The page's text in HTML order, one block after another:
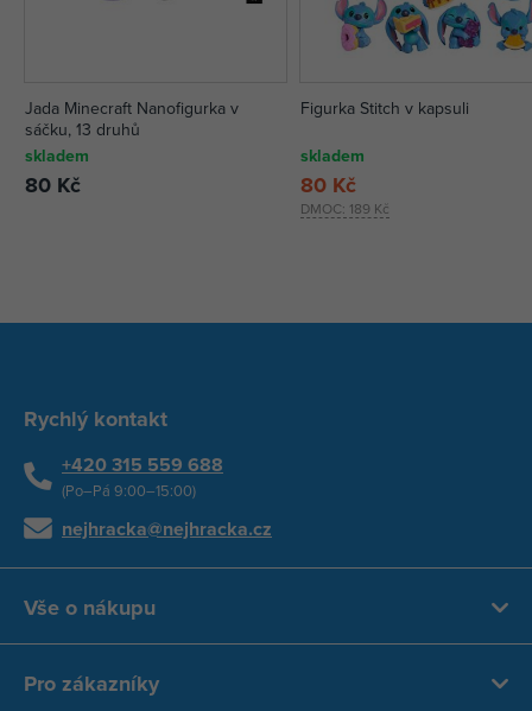
Jada Minecraft Nanofigurka v
sáčku, 13 druhů
skladem
80 Kč
Figurka Stitch v kapsuli
skladem
DMOC: 189 Kč
80 Kč
Rychlý kontakt
+420 315 559 688
(Po–Pá 9:00–15:00)
nejhracka@nejhracka.cz
Vše o nákupu
Pro zákazníky